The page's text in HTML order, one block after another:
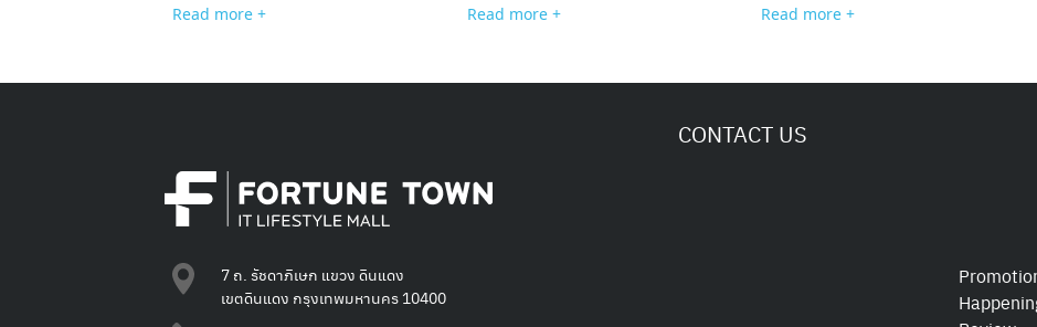
Read more + Read more + Read more +
CONTACT US
7 ถ. รัชดาภิเษก แขวง ดินแดง
เขตดินแดง กรุงเทพมหานคร 10400